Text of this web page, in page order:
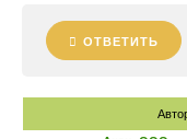
ОТВЕТИТЬ